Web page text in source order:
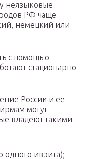
неязыковые
РФ чаще
немецкий или
с помощью
стационарно
России и ее
могут
владеют такими
одного иврита);